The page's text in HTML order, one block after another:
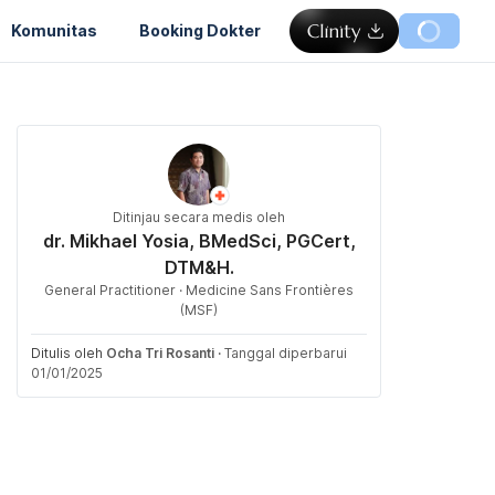
Komunitas Booking Dokter
Ditinjau secara medis oleh
dr. Mikhael Yosia, BMedSci, PGCert,
DTM&H.
General Practitioner · Medicine Sans Frontières
(MSF)
Ditulis oleh Ocha Tri Rosanti · Tanggal diperbarui
01/01/2025